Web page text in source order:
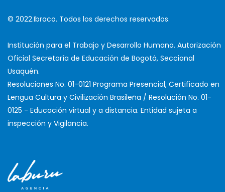
© 2022.Ibraco. Todos los derechos reservados.
Institución para el Trabajo y Desarrollo Humano. Autorización
Oficial Secretaría de Educación de Bogotá, Seccional
Usaquén.
Resoluciones No. 01-0121 Programa Presencial, Certificado en
Lengua Cultura y Civilización Brasileña / Resolución No. 01-
0125 - Educación virtual y a distancia. Entidad sujeta a
inspección y Vigilancia.